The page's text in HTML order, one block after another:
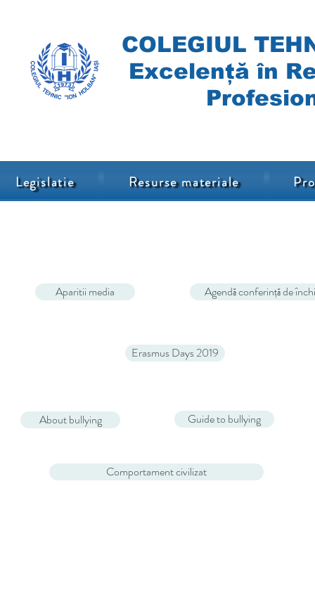
COLEGIUL
Excelență în
Legislatie Resurse materiale
Aparitii media Agendă conferință de
Erasmus Days 2019
About bullying Guide to bullying
Comportament civilizat